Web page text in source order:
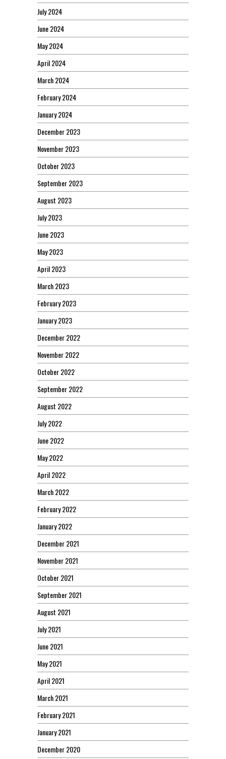
July 2024
June 2024
May 2024
April 2024
March 2024
February 2024
January 2024
December 2023
November 2023
October 2023
September 2023
August 2023
July 2023
June 2023
May 2023
April 2023
March 2023
February 2023
January 2023
December 2022
November 2022
October 2022
September 2022
August 2022
July 2022
June 2022
May 2022
April 2022
March 2022
February 2022
January 2022
December 2021
November 2021
October 2021
September 2021
August 2021
July 2021
June 2021
May 2021
April 2021
March 2021
February 2021
January 2021
December 2020